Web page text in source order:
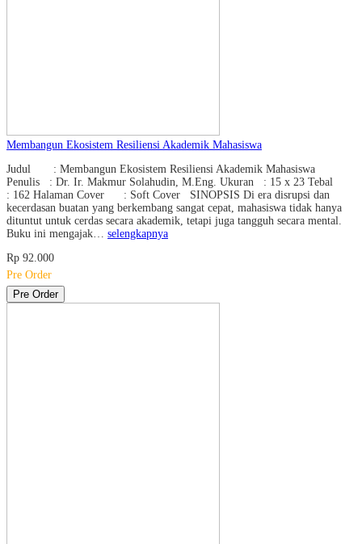
Membangun Ekosistem Resiliensi Akademik Mahasiswa
Judul : Membangun Ekosistem Resiliensi Akademik Mahasiswa
Penulis : Dr. Ir. Makmur Solahudin, M.Eng. Ukuran : 15 x 23 Tebal
: 162 Halaman Cover : Soft Cover SINOPSIS Di era disrupsi dan
kecerdasan buatan yang berkembang sangat cepat, mahasiswa tidak hanya
dituntut untuk cerdas secara akademik, tetapi juga tangguh secara mental.
Buku ini mengajak… selengkapnya
Rp 92.000
Pre Order
Pre Order